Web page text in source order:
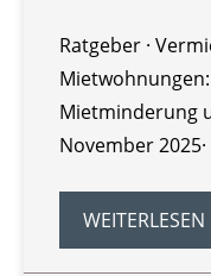
Ratgeber ·
Mietwohnungen:
Mietminderung
November
WEITERLESEN